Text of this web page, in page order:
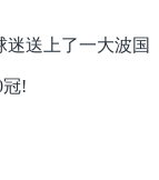
迷送上了一大波国
!